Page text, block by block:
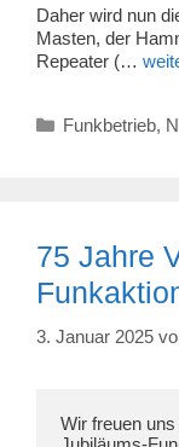
Daher wird nun
Masten, der
Repeater (…
Kategorien
Funkbetrieb,
75 Jahre
3. Januar 2025
Wir freuen